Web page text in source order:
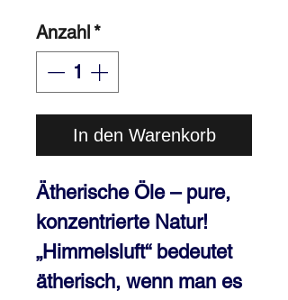
Anzahl*
In den Warenkorb
Ätherische Öle – pure,
konzentrierte Natur!
„Himmelsluft“ bedeutet
ätherisch, wenn man es